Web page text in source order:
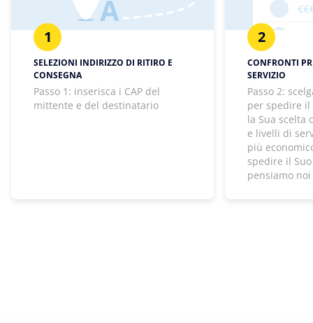
1
SELEZIONI INDIRIZZO DI RITIRO E
CONSEGNA
Passo 1: inserisca i CAP del
mittente e del destinatario
2
CONFRONTI
SERVIZIO
Passo 2:
per spedire il
la Sua scelta
e livelli di
più
spedire il Suo
pensiamo noi